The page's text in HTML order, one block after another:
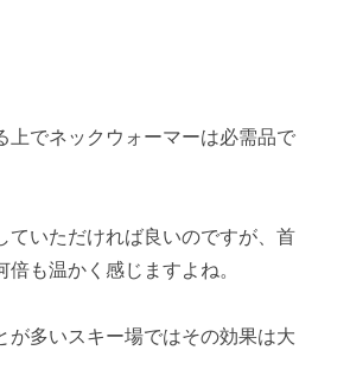
上でネックウォーマーは必需品で
ていただければ良いのですが、首
倍も温かく感じますよね。
が多いスキー場ではその効果は大